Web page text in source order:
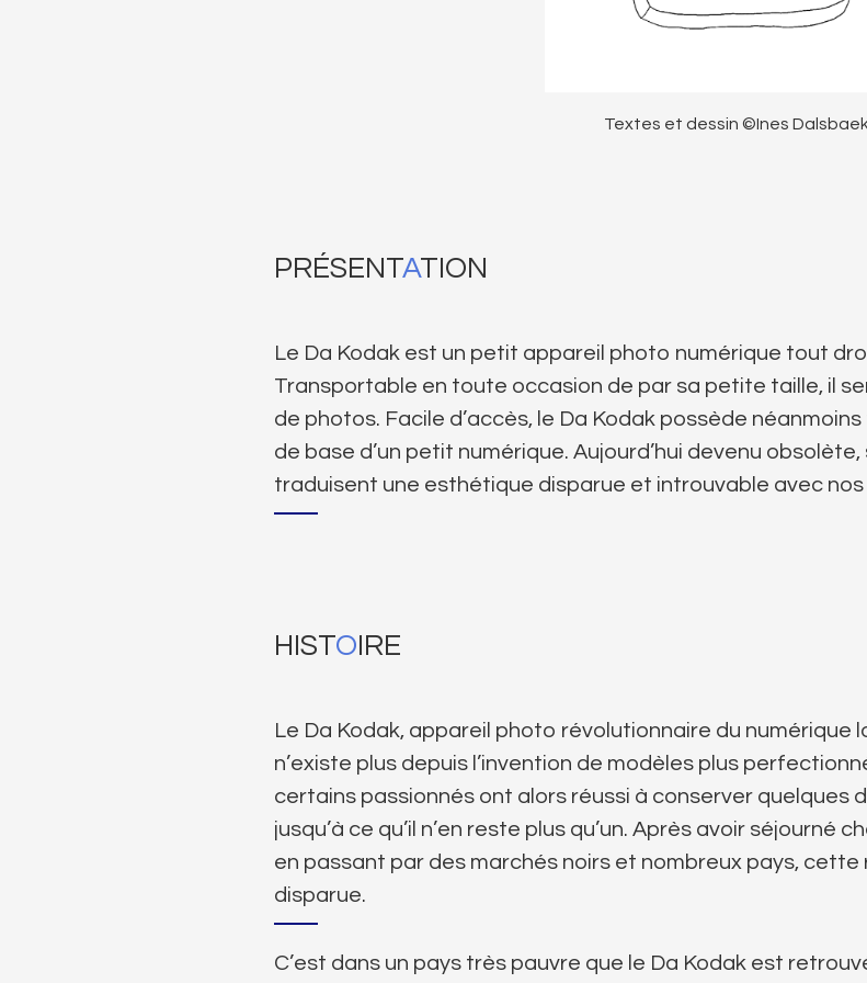
Textes et dessin ©Ines
PRÉSENTATION
Le Da Kodak est un petit appareil photo numérique tout
Transportable en toute occasion de par sa petite taille, il
de photos. Facile d’accès, le Da Kodak possède
de base d’un petit numérique. Aujourd’hui devenu
traduisent une esthétique disparue et introuvable avec
HISTO IRE
Le Da Kodak, appareil photo révolutionnaire du numérique
n’existe plus depuis l’invention de modèles plus
certains passionnés ont alors réussi à conserver quelques
jusqu’à ce qu’il n’en reste plus qu’un. Après avoir séjourné
en passant par des marchés noirs et nombreux pays, cette
disparue.
C’est dans un pays très pauvre que le Da Kodak est